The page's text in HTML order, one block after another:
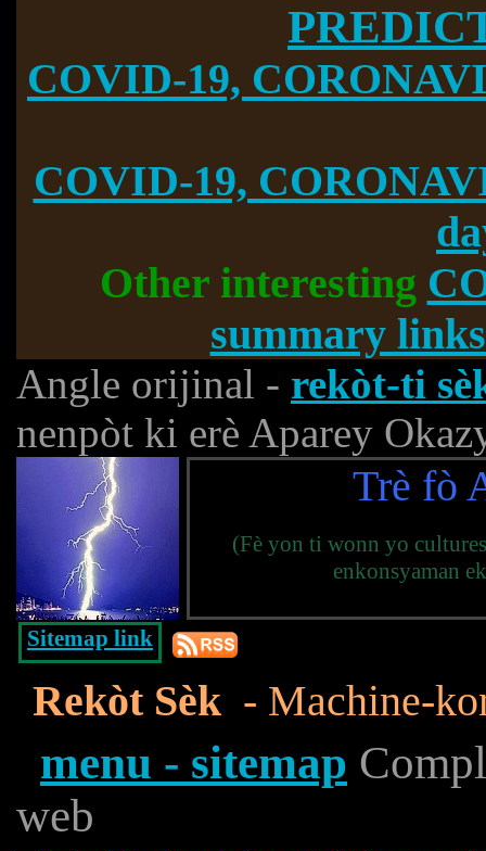
COVID-19,
COVID-19,
Other interesting
summary
Angle orijinal - rekòt-ti
nenpòt ki erè Aparey
Trè fò
(Fè yon ti wonn yo
enkonsyaman
Sitemap link
Rekòt Sèk- Machine-
menu - sitemap
web